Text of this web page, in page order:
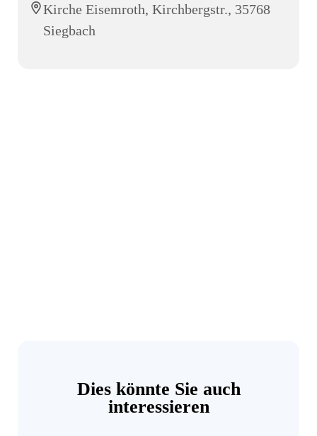
Kirche Eisemroth, Kirchbergstr., 35768
Siegbach
Dies könnte Sie auch
interessieren